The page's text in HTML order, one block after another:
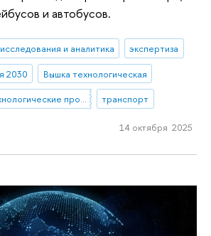
и автобусов.
исследования и аналитика
экспертиза
2030
Вышка технологическая
Стратегические технологические проекты
транспорт
14 октября 2025